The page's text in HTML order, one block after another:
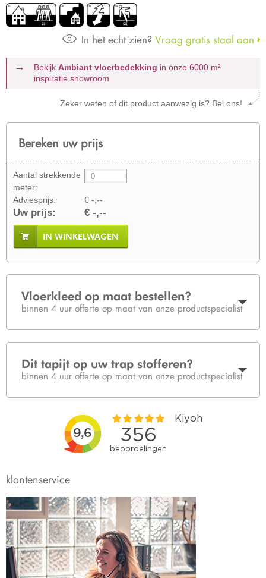
In het echt zien? Vraag gratis staal aan
Bekijk Ambiant vloerbedekking in onze 6000 m²
inspiratie showroom
Zeker weten of dit product aanwezig is? Bel ons!
Bereken uw prijs
Aantal strekkende
meter:
Adviesprijs:
€ -,--
Uw prijs: € -,--
IN WINKELWAGEN
Vloerkleed op maat bestellen?
binnen 4 uur offerte op maat van onze productspecialist
Dit tapijt op uw trap stofferen?
binnen 4 uur offerte op maat van onze productspecialist
klantenservice